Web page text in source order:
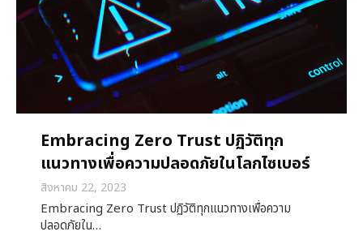
Embracing Zero Trust ปฏิวัติทุก
แนวทางเพื่อความปลอดภัยในโลกไซเบอร์
สิงหาคม 22, 2023
Embracing Zero Trust ปฏิวัติทุกแนวทางเพื่อความ
ปลอดภัยใน…